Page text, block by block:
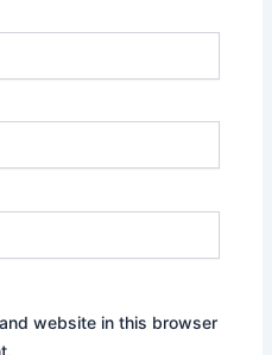
website in this browser